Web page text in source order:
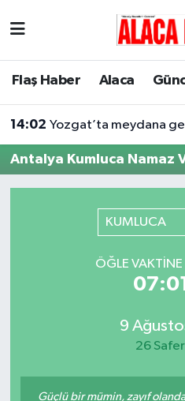
Flaş Haber Alaca
14:02 Yozgat’ta meydana gelen
Antalya Kumluca Namaz
KUMLUCA
ÖĞLE VAKTINE
9
26
Güçlü bir mümin, zayıf
Çorum Nöbetçi
Süper Lig Puan
Tüm Manşetler